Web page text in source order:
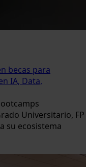
becas para
IA, Data,
Universitario, FP
su ecosistema